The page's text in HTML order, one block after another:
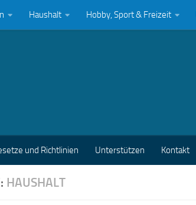
Haushalt Hobby, Sport & Freizeit
und Richtlinien Unterstützen Kontakt
HAUSHALT